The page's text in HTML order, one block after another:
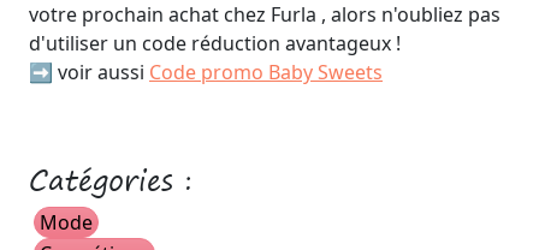
votre prochain achat chez Furla , alors n'oubliez pas
d'utiliser un code réduction avantageux !
➡️ voir aussi Code promo Baby Sweets
Catégories :
Mode